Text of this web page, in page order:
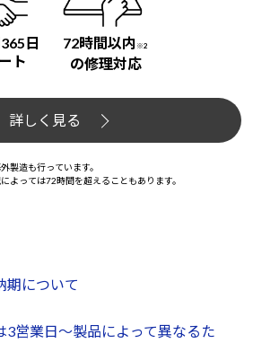
日
ト
72時間以内 ※2
の修理対応
詳しく見る
製造も行っています。
よっては72時間を超えることもあります。
期について
3営業日～製品によって異なるた